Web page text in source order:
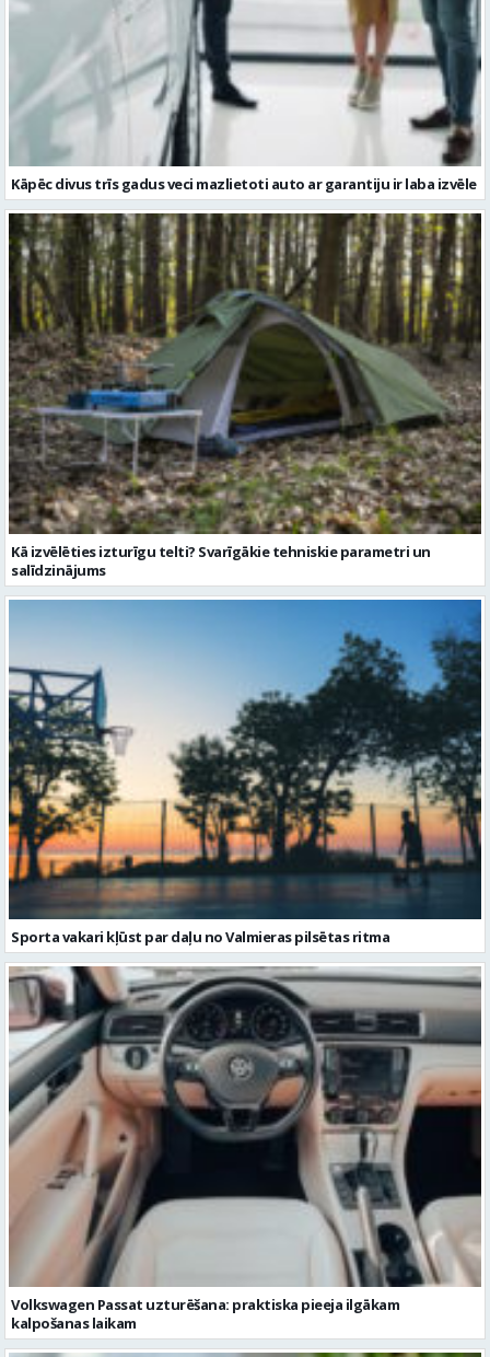
Kāpēc divus trīs gadus veci mazlietoti auto ar garantiju ir laba izvēle
Kā izvēlēties izturīgu telti? Svarīgākie tehniskie parametri un
salīdzinājums
Sporta vakari kļūst par daļu no Valmieras pilsētas ritma
Volkswagen Passat uzturēšana: praktiska pieeja ilgākam
kalpošanas laikam